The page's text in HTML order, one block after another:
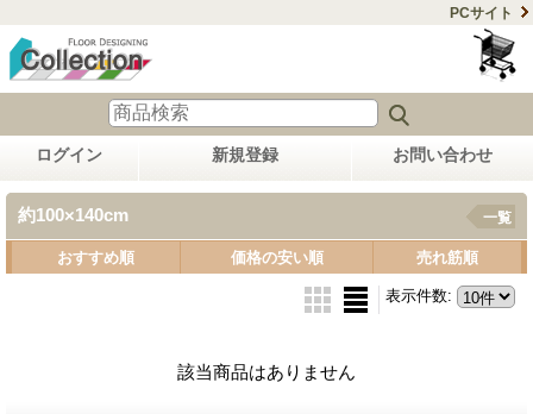
PCサイト
ログイン 新規登録 お問い合わせ
約100×140cm 一覧
おすすめ順 価格の安い順 売れ筋順
表示件数:
該当商品はありません